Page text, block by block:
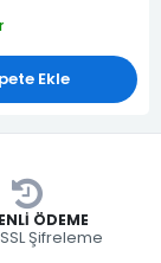
Ekle
ÖDEME
Şifreleme